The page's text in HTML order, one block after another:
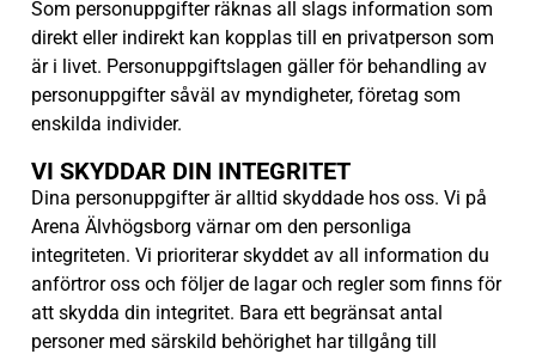
Som personuppgifter räknas all slags information som
direkt eller indirekt kan kopplas till en privatperson som
är i livet. Personuppgiftslagen gäller för behandling av
personuppgifter såväl av myndigheter, företag som
enskilda individer.
VI SKYDDAR DIN INTEGRITET
Dina personuppgifter är alltid skyddade hos oss. Vi på
Arena Älvhögsborg värnar om den personliga
integriteten. Vi prioriterar skyddet av all information du
anförtror oss och följer de lagar och regler som finns för
att skydda din integritet. Bara ett begränsat antal
personer med särskild behörighet har tillgång till